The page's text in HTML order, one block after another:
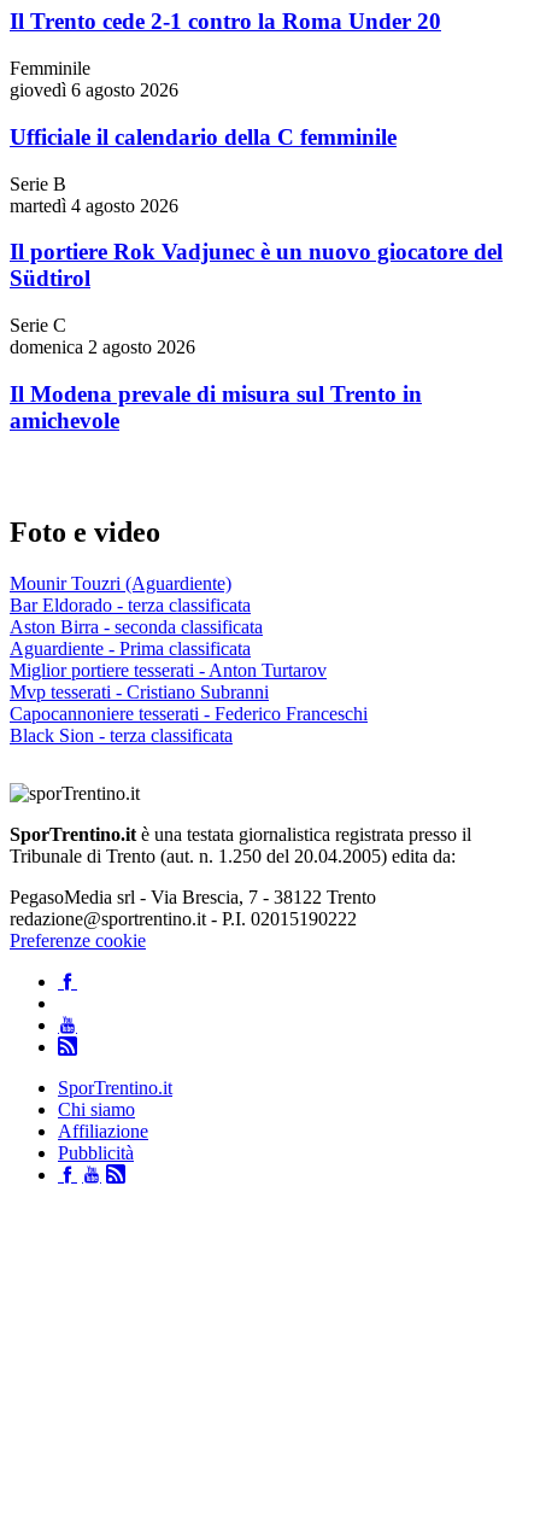
Il Trento cede 2-1 contro la Roma Under 20
Femminile
giovedì 6 agosto 2026
Ufficiale il calendario della C femminile
Serie B
martedì 4 agosto 2026
Il portiere Rok Vadjunec è un nuovo giocatore del
Südtirol
Serie C
domenica 2 agosto 2026
Il Modena prevale di misura sul Trento in
amichevole
Foto e video
Mounir Touzri (Aguardiente)
Bar Eldorado - terza classificata
Aston Birra - seconda classificata
Aguardiente - Prima classificata
Miglior portiere tesserati - Anton Turtarov
Mvp tesserati - Cristiano Subranni
Capocannoniere tesserati - Federico Franceschi
Black Sion - terza classificata
SporTrentino.it è una testata giornalistica registrata presso il
Tribunale di Trento (aut. n. 1.250 del 20.04.2005) edita da:
PegasoMedia srl - Via Brescia, 7 - 38122 Trento
redazione@sportrentino.it - P.I. 02015190222
Preferenze cookie
SporTrentino.it
Chi siamo
Affiliazione
Pubblicità